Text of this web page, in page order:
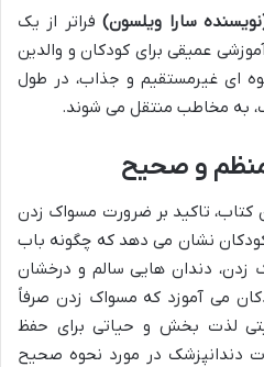
سارا ویلسون)فراتر از یک
عمیقی برای کودکان و والدین
ای غیرمستقیم و جذاب، در طول
به مخاطب منتقل می شوند.
و صحیح
کتاب، تاکید بر ضرورت مسواک زدن
نشان می دهد که چگونه باب
زدن، دندان هایی سالم و درخشان
می آموزد که مسواک زدن صرفاً
لذت بخش و حیاتی برای حفظ
دندانپزشک در مورد نحوه صحیح